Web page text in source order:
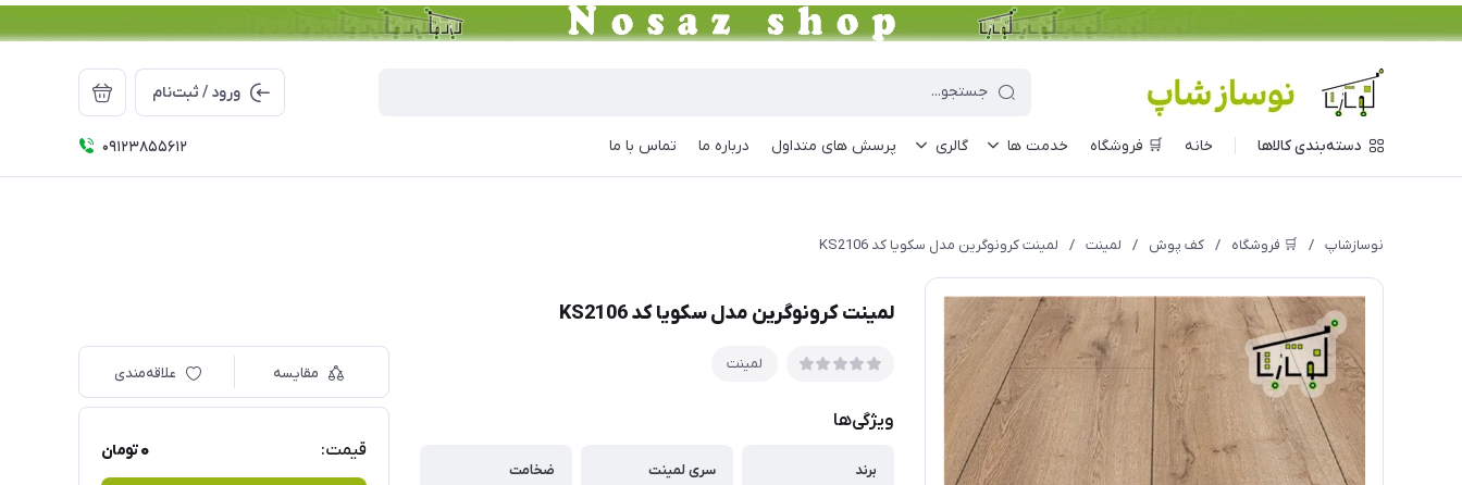
ورود / ثبت‌نام
دسته‌بندی کالاها خانه 🛒 فروشگاه خدمت ها گالری پرسش های متداول درباره ما تماس با ما 09123855612
نوسازشاپ / 🛒 فروشگاه / کف پوش / لمینت / لمینت کرونوگرین مدل سکویا کد KS2106
لمینت کرونوگرین مدل سکویا کد KS2106
لمینت
ویژگی‌ها
برند
سری لمینت
ضخامت
مقایسه علاقه‌مندی
قیمت: 0تومان